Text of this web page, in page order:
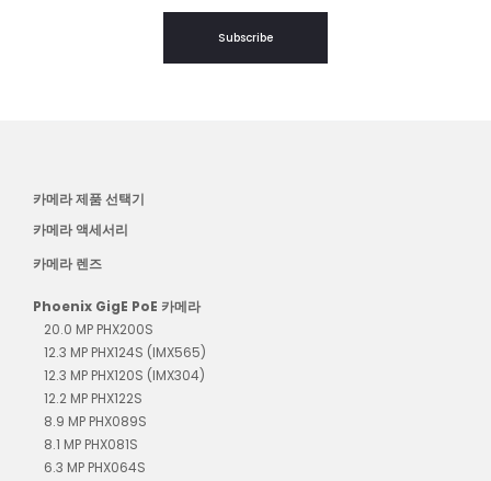
Subscribe
카메라 제품 선택기
카메라 액세서리
카메라 렌즈
Phoenix GigE PoE 카메라
20.0 MP PHX200S
12.3 MP PHX124S (IMX565)
12.3 MP PHX120S (IMX304)
12.2 MP PHX122S
8.9 MP PHX089S
8.1 MP PHX081S
6.3 MP PHX064S